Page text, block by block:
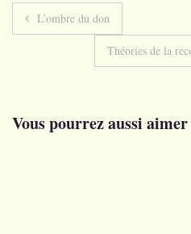
Navigation
L’ombre du don
Théories de la
Vous pourrez aussi aimer